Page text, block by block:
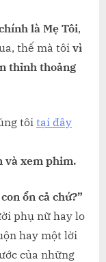
TỐI
VỚI
là Mẹ Tôi,
thế mà tôi vì
thỉnh thoảng
tôi tại đây
và xem phim.
ổn cả chứ?”
phụ nữ hay lo
hay một lời
của những